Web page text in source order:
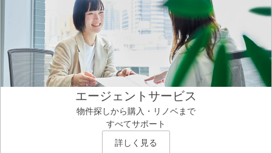
エージェントサービス
物件探しから購入・リノベまで
すべてサポート
詳しく見る